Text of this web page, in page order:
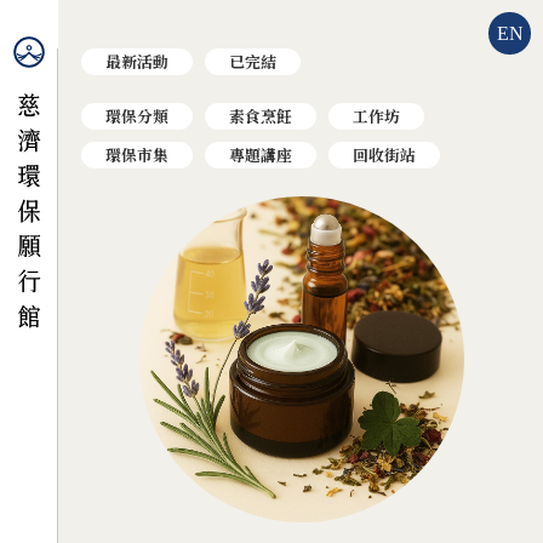
EN
最新活動 已完結
環保分類 素食烹飪 工作坊
環保市集 專題講座 回收街站